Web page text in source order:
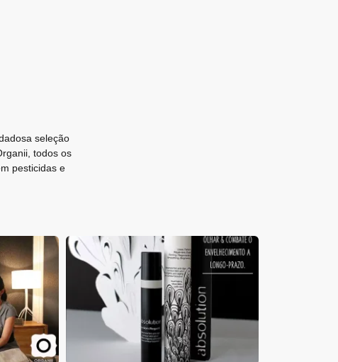
seleção
todos os
pesticidas e